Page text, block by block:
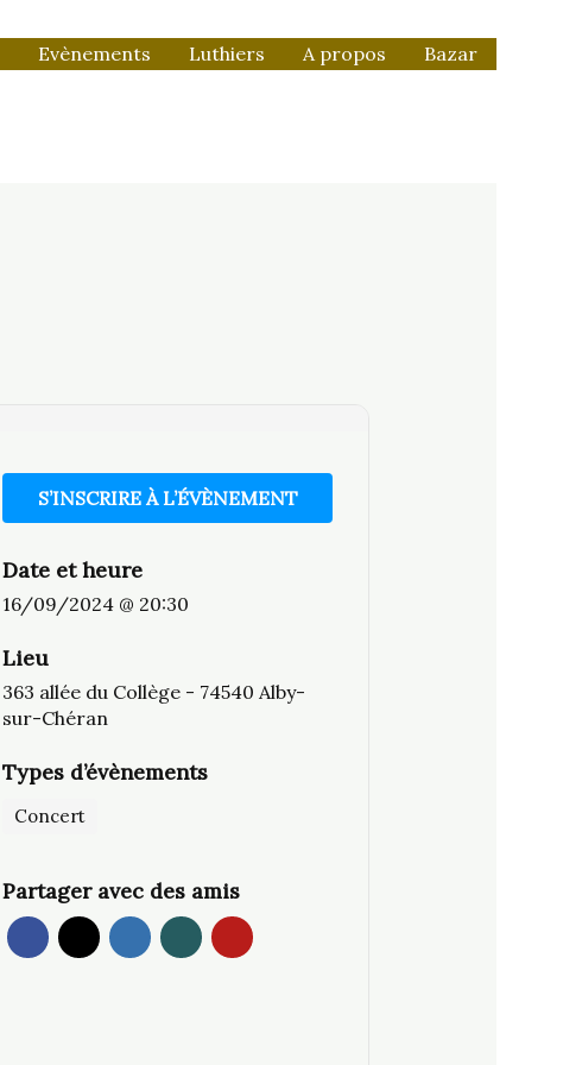
Evènements Luthiers A propos Bazar
S’INSCRIRE À L’ÉVÈNEMENT
Date et heure
16/09/2024 @ 20:30
Lieu
363 allée du Collège - 74540 Alby-
sur-Chéran
Types d’évènements
Concert
Partager avec des amis